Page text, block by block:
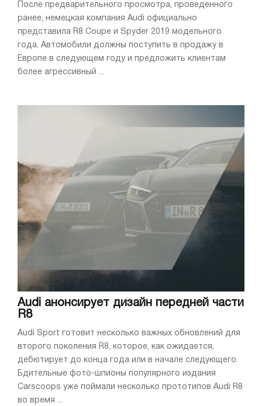
После предварительного просмотра, проведенного
ранее, немецкая компания Audi официально
представила R8 Coupe и Spyder 2019 модельного
года. Автомобили должны поступить в продажу в
Европе в следующем году и предложить клиентам
более агрессивный ...
Audi анонсирует дизайн передней части
R8
Audi Sport готовит несколько важных обновлений для
второго поколения R8, которое, как ожидается,
дебютирует до конца года или в начале следующего.
Бдительные фото-шпионы популярного издания
Carscoops уже поймали несколько прототипов Audi R8
во время ...